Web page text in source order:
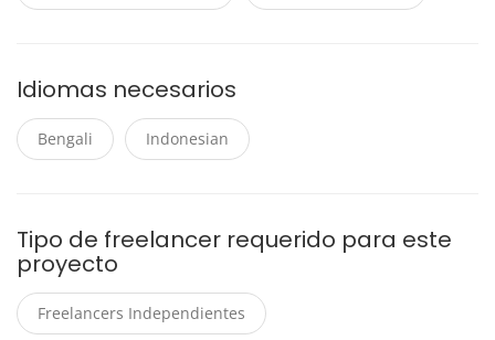
Idiomas necesarios
Bengali Indonesian
Tipo de freelancer requerido para este
proyecto
Freelancers Independientes